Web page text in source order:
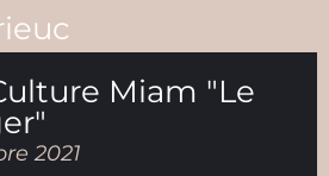
Miam "Le
2021